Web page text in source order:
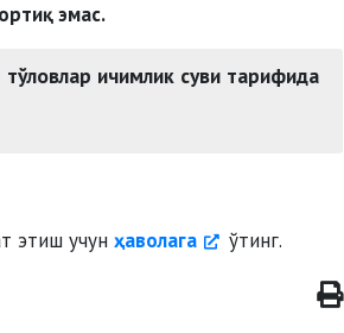
эмас.
тўловлар ичимлик суви тарифида
этиш учун ҳаволага ўтинг.